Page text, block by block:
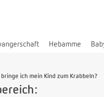
Hebamme
ich mein Kind zum Krabbeln?